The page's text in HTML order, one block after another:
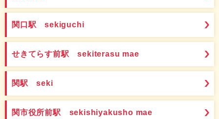
関口駅 sekiguchi
せきてらす前駅 sekiterasu mae
関駅 seki
関市役所前駅 sekishiyakusho mae